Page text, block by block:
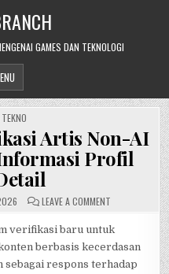
GAMES DAN TEKNOLOGI
Artis Non-AI
Profil
LEAVE A COMMENTON
VERIFIKASI
NON-
DAN
verifikasi baru untuk
berbasis kecerdasan
sebagai respons terhadap